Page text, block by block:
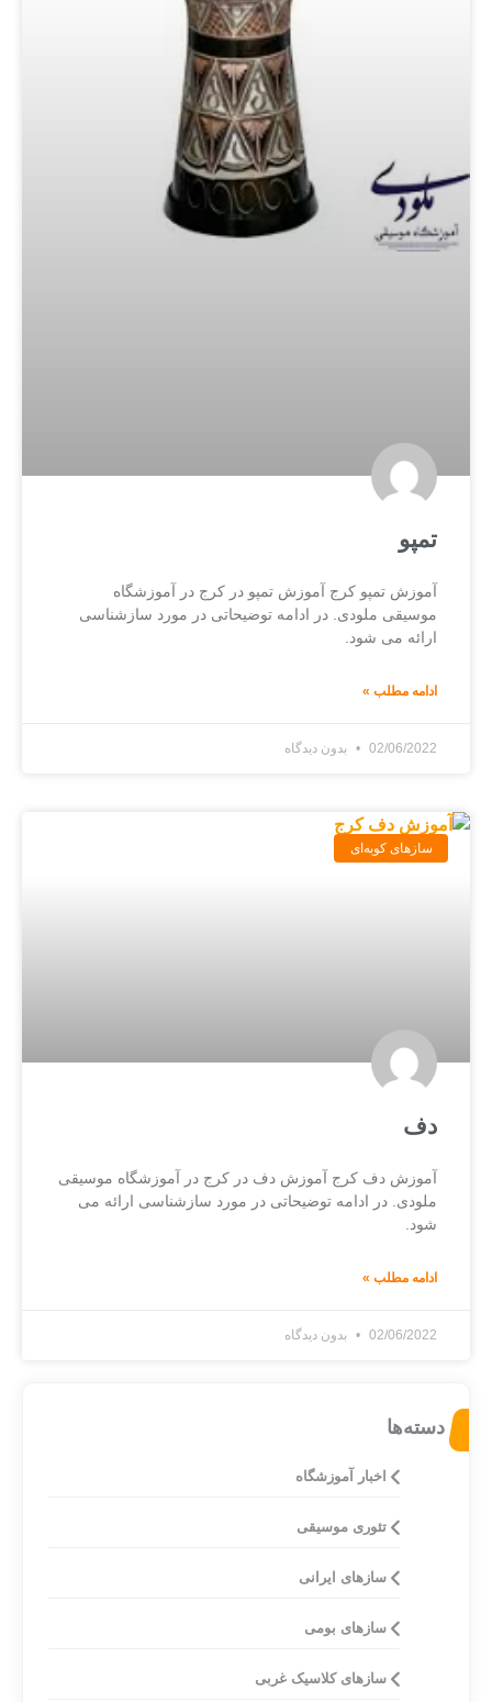
تمپو
آموزش تمپو کرج آموزش تمپو در کرج در آموزشگاه
موسیقی ملودی. در ادامه توضیحاتی در مورد سازشناسی
ارائه می شود.
ادامه مطلب »
02/06/2022 بدون دیدگاه
سازهای کوبه‌ای
دف
آموزش دف کرج آموزش دف در کرج در آموزشگاه موسیقی
ملودی. در ادامه توضیحاتی در مورد سازشناسی ارائه می
شود.
ادامه مطلب »
02/06/2022 بدون دیدگاه
دسته‌ها
اخبار آموزشگاه
تئوری موسیقی
ساز‌های ایرانی
سازهای بومی
ساز‌های کلاسیک غربی